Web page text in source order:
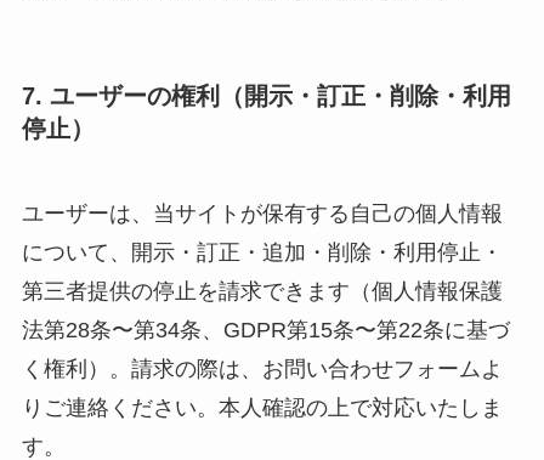
7. ユーザーの権利（開示・訂正・削除・利用
停止）
ユーザーは、当サイトが保有する自己の個人情報
について、開示・訂正・追加・削除・利用停止・
第三者提供の停止を請求できます（個人情報保護
法第28条〜第34条、GDPR第15条〜第22条に基づ
く権利）。請求の際は、お問い合わせフォームよ
りご連絡ください。本人確認の上で対応いたしま
す。